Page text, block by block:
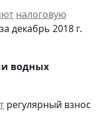
налоговую
декабрь 2018 г.
водных
регулярный взнос